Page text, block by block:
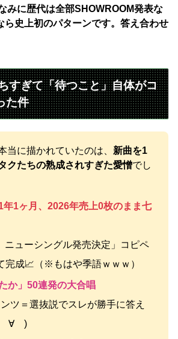
みに歴代は全部SHOWROOM発表な
ら史上初のパターンです。答え合わせ
すぎて「待つこと」自体がコ
た件
当に描かれていたのは、 新曲を1
クたちの熟成されすぎた愛憎でし
年1ヶ月、2026年売上0枚のまま七
ューシングル発売決定」コピペ
完成📈（※もはや季語ｗｗｗ）
か」50連発の大合唱
ツ＝選抜説でスレが勝手に答え
(゚∀゚)